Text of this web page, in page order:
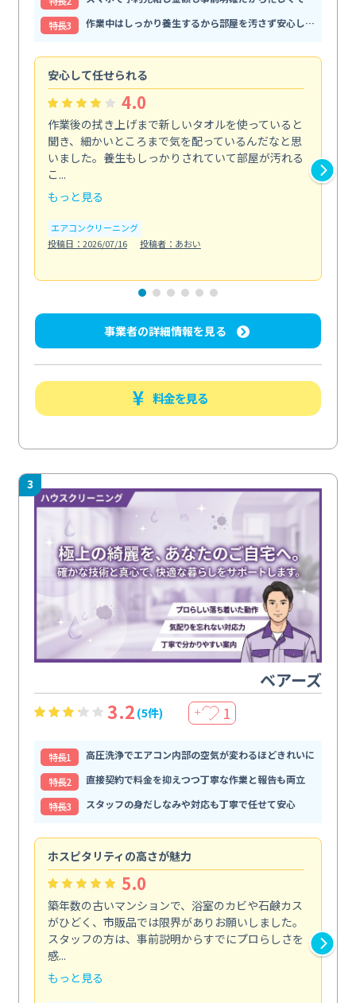
特⻑3
作業中はしっかり養生するから部屋を汚さず安心して任せられる
安心して任せられる
4.0
作業後の拭き上げまで新しいタオルを使っていると
聞き、細かいところまで気を配っているんだなと思
いました。養生もしっかりされていて部屋が汚れる
こ...
もっと見る
エアコンクリーニング
投稿日：2026/07/16
投稿者：あおい
事業者の詳細情報を見る
料金を見る
3
ベアーズ
3.2 (5件) ＋ 1
特⻑1
高圧洗浄でエアコン内部の空気が変わるほどきれいに
特⻑2
直接契約で料金を抑えつつ丁寧な作業と報告も両立
特⻑3
スタッフの身だしなみや対応も丁寧で任せて安心
ホスピタリティの高さが魅力
5.0
築年数の古いマンションで、浴室のカビや石鹸カス
がひどく、市販品では限界がありお願いしました。
スタッフの方は、事前説明からすでにプロらしさを
感...
もっと見る